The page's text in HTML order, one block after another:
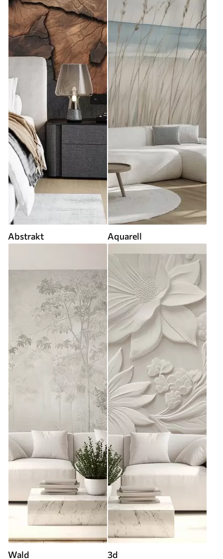
Abstrakt Aquarell
Wald 3d